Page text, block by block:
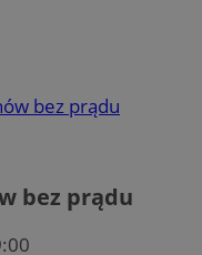
bez prądu
bez prądu